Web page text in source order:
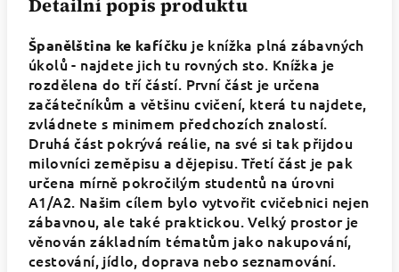
Detailní popis produktu
Španělština ke kafíčku je knížka plná zábavných
úkolů - najdete jich tu rovných sto. Knížka je
rozdělena do tří částí. První část je určena
začátečníkům a většinu cvičení, která tu najdete,
zvládnete s minimem předchozích znalostí.
Druhá část pokrývá reálie, na své si tak přijdou
milovníci zeměpisu a dějepisu. Třetí část je pak
určena mírně pokročilým studentů na úrovni
A1/A2. Našim cílem bylo vytvořit cvičebnici nejen
zábavnou, ale také praktickou. Velký prostor je
věnován základním tématům jako nakupování,
cestování, jídlo, doprava nebo seznamování.